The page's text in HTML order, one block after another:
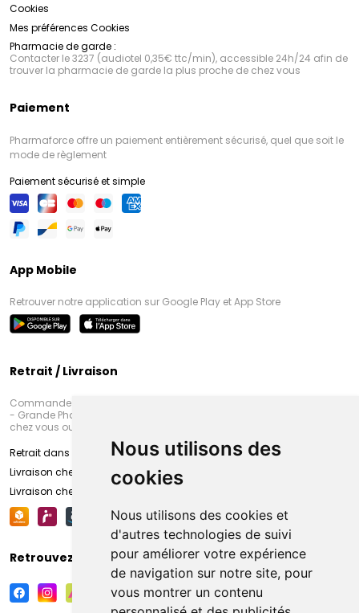
Nous utilisons des
cookies
Nous utilisons des cookies et
d'autres technologies de suivi
pour améliorer votre expérience
de navigation sur notre site, pour
vous montrer un contenu
Cookies
Mes préférences Cookies
Pharmacie de garde :
Contacter le 3237 (audiotel 0,35€ ttc/min), accessible 24h/24 afin de
trouver la pharmacie de garde la plus proche de chez vous
Paiement
Pharmaforce offre un paiement entièrement sécurisé, quel que soit le
mode de règlement
Paiement sécurisé et simple
App Mobile
Retrouver notre application sur Google Play et App Store
Retrait / Livraison
Commandez en ligne et venez chercher votre commande à Amiens
- Grande Pharmacie d’Amiens (Fachon) ou recevez-là rapidement
chez vous ou en point retrait
Retrait dans la pharmacie d’Amiens
Livraison chez vous
Livraison chez votre commerçant
Retrouvez-nous sur vos réseaux sociaux